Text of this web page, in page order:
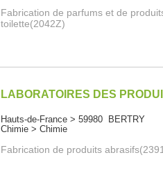
Fabrication de parfums et de
toilette(2042Z)
LABORATOIRES DES
Hauts-de-France > 59980 BERTRY
Chimie > Chimie
Fabrication de produits